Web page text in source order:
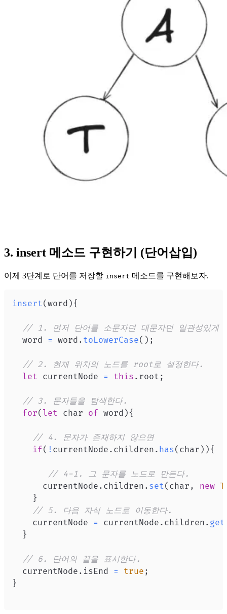
3. insert 메소드 구현하기 (단어삽입)
이제 3단계로 단어를 저장할 insert 메소드를 구현해보자.
insert( word ) {
// 1. 먼저 단어를 소문자던 대문자던 일관성있게
  word
= word . toLowerCase( ) ;
// 2. 현재 위치의 노드를 root로 설정한다.
let currentNode = this . root ;
// 3. 문자들을 탐색한다.
for( let char of word ) {
// 4. 문자가 존재하지 않으면
if( ! currentNode . children . has( char ) ) {
// 4-1. 그 문자를 노드로 만든다.
     	currentNode
. children . set( char , new
}
// 5. 다음 자식 노드로 이동한다.
    currentNode
= currentNode . children . get
}
// 6. 단어의 끝을 표시한다.
  currentNode
. isEnd = true ;
}